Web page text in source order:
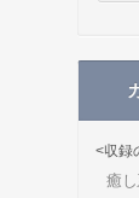
<収録
癒し